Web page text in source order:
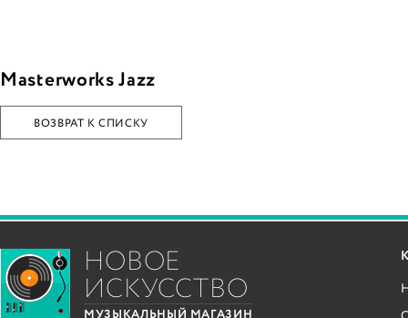
Masterworks Jazz
ВОЗВРАТ К СПИСКУ
НОВОЕ
ИСКУССТВО
МУЗЫКАЛЬНЫЙ МАГАЗИН